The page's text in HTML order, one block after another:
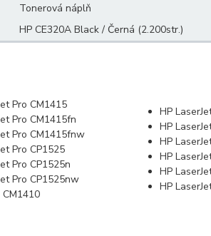
Tonerová náplň
HP CE320A Black / Černá (2.200str.)
Pro CM1415
Pro CM1415fn
Pro CM1415fnw
Pro CP1525
Pro CP1525n
Pro CP1525nw
CM1410
HP
HP
HP
HP
HP
HP